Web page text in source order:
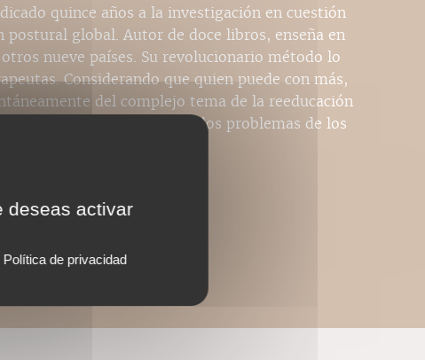
quince años a la investigación en cuestión
postural global. Autor de doce libros, enseña en
nueve países. Su revolucionario método lo
Considerando que quien puede con más,
del complejo tema de la reeducación
(¡y hasta qué punto!) a los problemas de los
deseas activar
Política de privacidad